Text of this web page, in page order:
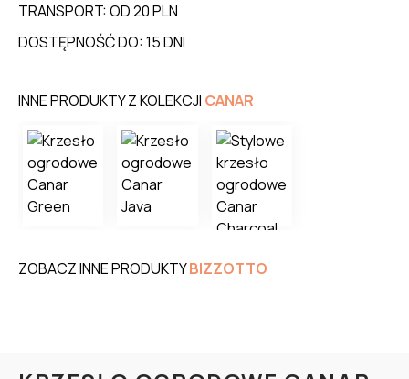
TRANSPORT: OD 20 PLN
DOSTĘPNOŚĆ DO: 15 DNI
INNE PRODUKTY Z KOLEKCJI CANAR
ZOBACZ INNE PRODUKTYBIZZOTTO